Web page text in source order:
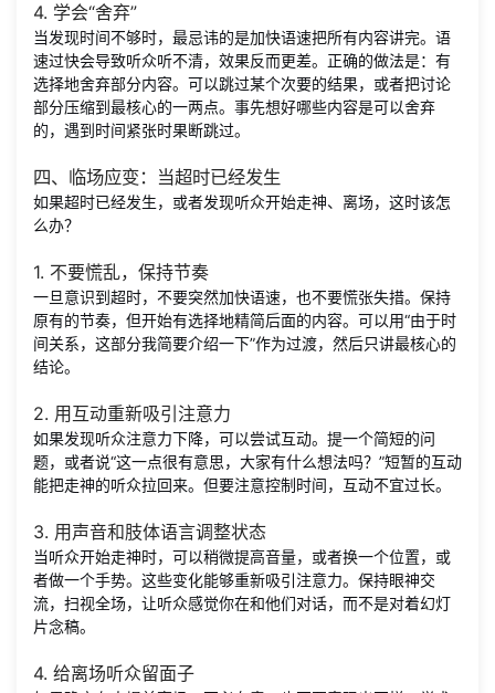
4. 学会“舍弃”
当发现时间不够时，最忌讳的是加快语速把所有内容讲完。语
速过快会导致听众听不清，效果反而更差。正确的做法是：有
选择地舍弃部分内容。可以跳过某个次要的结果，或者把讨论
部分压缩到最核心的一两点。事先想好哪些内容是可以舍弃
的，遇到时间紧张时果断跳过。
四、临场应变：当超时已经发生
如果超时已经发生，或者发现听众开始走神、离场，这时该怎
么办？
1. 不要慌乱，保持节奏
一旦意识到超时，不要突然加快语速，也不要慌张失措。保持
原有的节奏，但开始有选择地精简后面的内容。可以用“由于时
间关系，这部分我简要介绍一下”作为过渡，然后只讲最核心的
结论。
2. 用互动重新吸引注意力
如果发现听众注意力下降，可以尝试互动。提一个简短的问
题，或者说“这一点很有意思，大家有什么想法吗？”短暂的互动
能把走神的听众拉回来。但要注意控制时间，互动不宜过长。
3. 用声音和肢体语言调整状态
当听众开始走神时，可以稍微提高音量，或者换一个位置，或
者做一个手势。这些变化能够重新吸引注意力。保持眼神交
流，扫视全场，让听众感觉你在和他们对话，而不是对着幻灯
片念稿。
4. 给离场听众留面子